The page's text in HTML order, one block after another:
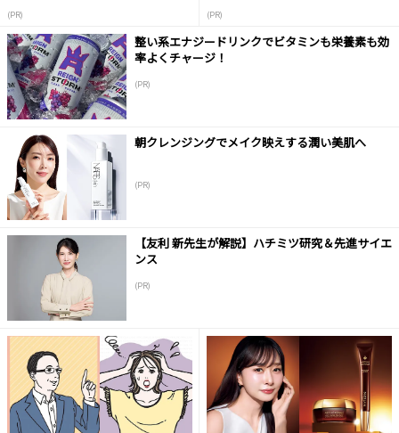
(PR) (PR)
整い系エナジードリンクでビタミンも栄養素も効
率よくチャージ！
(PR)
朝クレンジングでメイク映えする潤い美肌へ
(PR)
【友利 新先生が解説】ハチミツ研究＆先進サイエ
ンス
(PR)